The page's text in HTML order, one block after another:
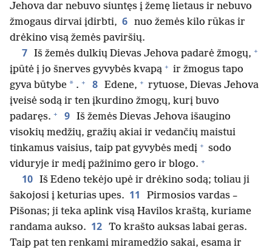
Jehova dar nebuvo siuntęs į žemę lietaus ir nebuvo
žmogaus dirvai įdirbti, 6 nuo žemės kilo rūkas ir
drėkino visą žemės paviršių.
7 Iš žemės dulkių Dievas Jehova padarė žmogų, +
įpūtė į jo šnerves gyvybės kvapą + ir žmogus tapo
gyva būtybe * . + 8 Edene, + rytuose, Dievas Jehova
įveisė sodą ir ten įkurdino žmogų, kurį buvo
padaręs. + 9 Iš žemės Dievas Jehova išaugino
visokių medžių, gražių akiai ir vedančių maistui
tinkamus vaisius, taip pat gyvybės medį + sodo
viduryje ir medį pažinimo gero ir blogo. +
10 Iš Edeno tekėjo upė ir drėkino sodą; toliau ji
šakojosi į keturias upes. 11
Pirmosios vardas –
Pišonas; ji teka aplink visą Havilos kraštą, kuriame
randama aukso. 12 To krašto auksas labai geras.
Taip pat ten renkami miramedžio sakai, esama ir